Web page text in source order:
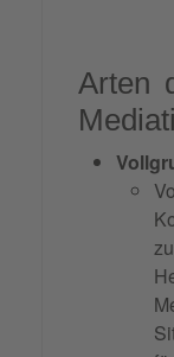
Arten